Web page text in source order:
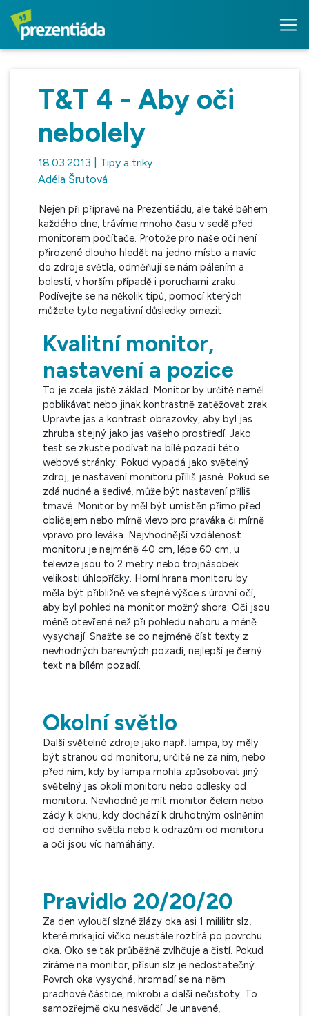
T&T 4 - Aby oči
nebolely
18.03.2013 | Tipy a triky
Adéla Šrutová
Nejen při přípravě na Prezentiádu, ale také během
každého dne, trávíme mnoho času v sedě před
monitorem počítače. Protože pro naše oči není
přirozené dlouho hledět na jedno místo a navíc
do zdroje světla, odměňují se nám pálením a
bolestí, v horším případě i poruchami zraku.
Podívejte se na několik tipů, pomocí kterých
můžete tyto negativní důsledky omezit.
Kvalitní monitor,
nastavení a pozice
To je zcela jistě základ. Monitor by určitě neměl
poblikávat nebo jinak kontrastně zatěžovat zrak.
Upravte jas a kontrast obrazovky, aby byl jas
zhruba stejný jako jas vašeho prostředí. Jako
test se zkuste podívat na bílé pozadí této
webové stránky. Pokud vypadá jako světelný
zdroj, je nastavení monitoru příliš jasné. Pokud se
zdá nudné a šedivé, může být nastavení příliš
tmavé. Monitor by měl být umístěn přímo před
obličejem nebo mírně vlevo pro praváka či mírně
vpravo pro leváka. Nejvhodnější vzdálenost
monitoru je nejméně 40 cm, lépe 60 cm, u
televize jsou to 2 metry nebo trojnásobek
velikosti úhlopříčky. Horní hrana monitoru by
měla být přibližně ve stejné výšce s úrovní očí,
aby byl pohled na monitor možný shora. Oči jsou
méně otevřené než při pohledu nahoru a méně
vysychají. Snažte se co nejméně číst texty z
nevhodných barevných pozadí, nejlepší je černý
text na bílém pozadí.
Okolní světlo
Další světelné zdroje jako např. lampa, by měly
být stranou od monitoru, určitě ne za ním, nebo
před ním, kdy by lampa mohla způsobovat jiný
světelný jas okolí monitoru nebo odlesky od
monitoru. Nevhodné je mít monitor čelem nebo
zády k oknu, kdy dochází k druhotným oslněním
od denního světla nebo k odrazům od monitoru
a oči jsou víc namáhány.
Pravidlo 20/20/20
Za den vyloučí slzné žlázy oka asi 1 mililitr slz,
které mrkající víčko neustále roztírá po povrchu
oka. Oko se tak průběžně zvlhčuje a čistí. Pokud
zíráme na monitor, přísun slz je nedostatečný.
Povrch oka vysychá, hromadí se na něm
prachové částice, mikrobi a další nečistoty. To
samozřejmě oku nesvědčí. Je unavené,